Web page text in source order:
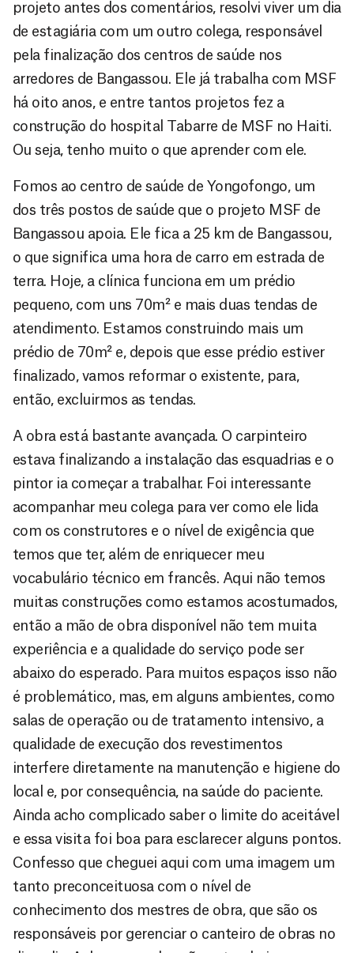
projeto antes dos comentários, resolvi viver um dia
de estagiária com um outro colega, responsável
pela finalização dos centros de saúde nos
arredores de Bangassou. Ele já trabalha com MSF
há oito anos, e entre tantos projetos fez a
construção do hospital Tabarre de MSF no Haiti.
Ou seja, tenho muito o que aprender com ele.
Fomos ao centro de saúde de Yongofongo, um
dos três postos de saúde que o projeto MSF de
Bangassou apoia. Ele fica a 25 km de Bangassou,
o que significa uma hora de carro em estrada de
terra. Hoje, a clínica funciona em um prédio
pequeno, com uns 70m² e mais duas tendas de
atendimento. Estamos construindo mais um
prédio de 70m² e, depois que esse prédio estiver
finalizado, vamos reformar o existente, para,
então, excluirmos as tendas.
A obra está bastante avançada. O carpinteiro
estava finalizando a instalação das esquadrias e o
pintor ia começar a trabalhar. Foi interessante
acompanhar meu colega para ver como ele lida
com os construtores e o nível de exigência que
temos que ter, além de enriquecer meu
vocabulário técnico em francês. Aqui não temos
muitas construções como estamos acostumados,
então a mão de obra disponível não tem muita
experiência e a qualidade do serviço pode ser
abaixo do esperado. Para muitos espaços isso não
é problemático, mas, em alguns ambientes, como
salas de operação ou de tratamento intensivo, a
qualidade de execução dos revestimentos
interfere diretamente na manutenção e higiene do
local e, por consequência, na saúde do paciente.
Ainda acho complicado saber o limite do aceitável
e essa visita foi boa para esclarecer alguns pontos.
Confesso que cheguei aqui com uma imagem um
tanto preconceituosa com o nível de
conhecimento dos mestres de obra, que são os
responsáveis por gerenciar o canteiro de obras no